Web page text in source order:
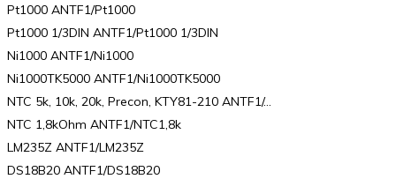
Pt1000 ANTF1/Pt1000
Pt1000 1/3DIN ANTF1/Pt1000 1/3DIN
Ni1000 ANTF1/Ni1000
Ni1000TK5000 ANTF1/Ni1000TK5000
NTC 5k, 10k, 20k, Precon, KTY81-210 ANTF1/…
NTC 1,8kOhm ANTF1/NTC1,8k
LM235Z ANTF1/LM235Z
DS18B20 ANTF1/DS18B20